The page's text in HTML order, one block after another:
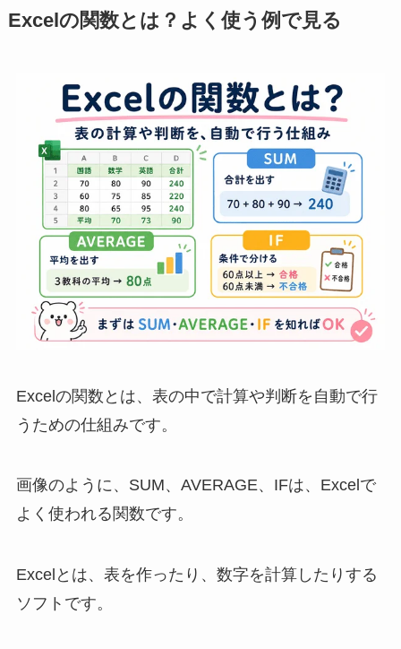
Excelの関数とは？よく使う例で見る
Excelの関数とは、表の中で計算や判断を自動で行
うための仕組みです。
画像のように、SUM、AVERAGE、IFは、Excelで
よく使われる関数です。
Excelとは、表を作ったり、数字を計算したりする
ソフトです。